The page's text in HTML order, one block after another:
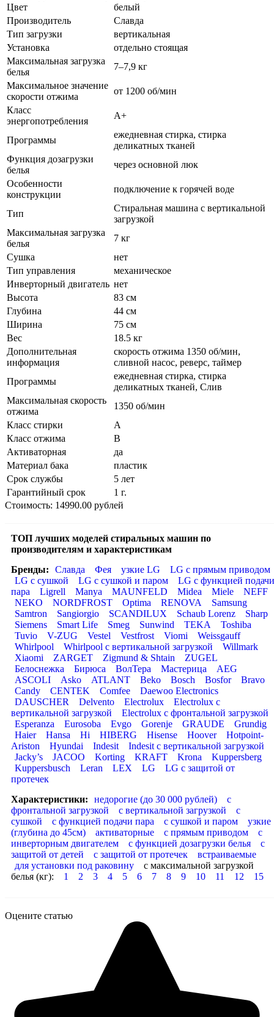
Цвет
белый
Производитель
Славда
Тип загрузки
вертикальная
Установка
отдельно стоящая
Максимальная загрузка
белья
7–7,9 кг
Максимальное значение
скорости отжима
от 1200 об/мин
Класс
энергопотребления
A+
Программы
ежедневная стирка, стирка
деликатных тканей
Функция дозагрузки
белья
через основной люк
Особенности
конструкции
подключение к горячей воде
Тип
Стиральная машина с вертикальной
загрузкой
Максимальная загрузка
белья
7 кг
Сушка
нет
Тип управления
механическое
Инверторный двигатель нет
Высота
83 см
Глубина
44 см
Ширина
75 см
Вес
18.5 кг
Дополнительная
информация
скорость отжима 1350 об/мин,
сливной насос, реверс, таймер
Программы
ежедневная стирка, стирка
деликатных тканей, Слив
Максимальная скорость
отжима
1350 об/мин
Класс стирки
A
Класс отжима
B
Активаторная
да
Материал бака
пластик
Срок службы
5 лет
Гарантийный срок
1 г.
Стоимость: 14990.00 рублей
ТОП лучших моделей стиральных машин по
производителям и характеристикам
Бренды:
Славда Фея узкие LG
LG с прямым приводом
LG с сушкой
LG с сушкой и паром
LG с функцией подачи
пара
Ligrell Manya MAUNFELD Midea Miele
NEFF
NEKO
NORDFROST Optima RENOVA
Samsung
Samtron
Sangiorgio SCANDILUX Schaub Lorenz
Sharp
Siemens
Smart Life Smeg Sunwind TEKA
Toshiba
Tuvio
V-ZUG Vestel Vestfrost Viomi
Weissgauff
Whirlpool
Whirlpool с вертикальной загрузкой
Willmark
Xiaomi
ZARGET Zigmund & Shtain
ZUGEL
Белоснежка
Бирюса ВолТера Мастерица
AEG
ASCOLI
Asko ATLANT Beko Bosch Bosfor
Bravo
Candy
CENTEK Comfee
Daewoo Electronics
DAUSCHER
Delvento Electrolux
Electrolux с
вертикальной загрузкой
Electrolux с фронтальной загрузкой
Esperanza
Eurosoba Evgo Gorenje GRAUDE
Grundig
Haier
Hansa Hi HIBERG Hisense Hoover
Hotpoint-
Ariston
Hyundai Indesit
Indesit с вертикальной загрузкой
Jacky’s
JACOO Korting KRAFT Krona
Kuppersberg
Kuppersbusch
Leran LEX LG
LG с защитой от
протечек
Характеристики:
недорогие (до 30 000 рублей)
с
фронтальной загрузкой
с вертикальной загрузкой
с
сушкой
с функцией подачи пара с сушкой и паром
узкие
(глубина до 45см)
активаторные с прямым приводом
с
инверторным двигателем
с функцией дозагрузки белья
с
защитой от детей
с защитой от протечек
встраиваемые
для установки под раковину
с максимальной загрузкой
белья (кг):
1 2 3 4 5 6 7 8 9 10 11 12 15
Оцените статью